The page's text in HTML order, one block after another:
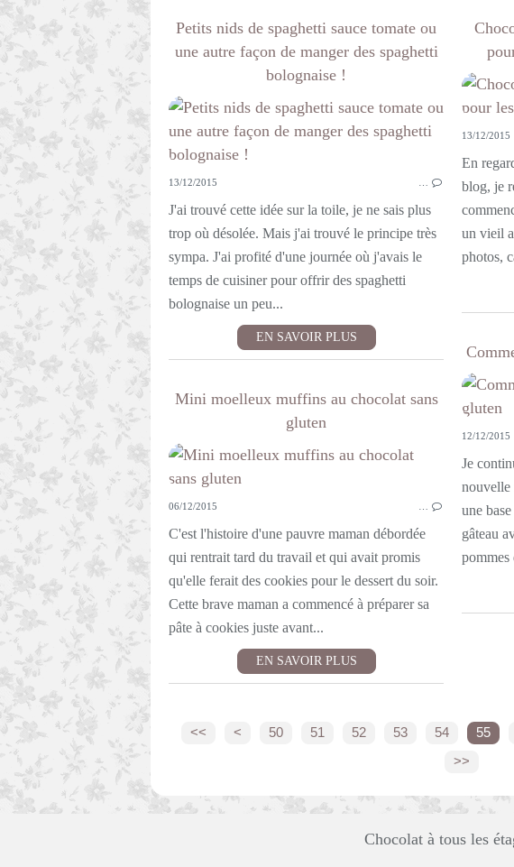
Petits nids de spaghetti sauce tomate ou
une autre façon de manger des spaghetti
bolognaise !
13/12/2015
J'ai trouvé cette idée sur la toile, je ne sais plus
trop où désolée. Mais j'ai trouvé le principe très
sympa. J'ai profité d'une journée où j'avais le
temps de cuisiner pour offrir des spaghetti
bolognaise un peu...
EN SAVOIR PLUS
13/12/2015
En
blog, je
un vieil
photos,
12/12/2015
Je
nouvelle
une
gâteau
pommes
Mini moelleux muffins au chocolat sans
gluten
06/12/2015
C'est l'histoire d'une pauvre maman débordée
qui rentrait tard du travail et qui avait promis
qu'elle ferait des cookies pour le dessert du soir.
Cette brave maman a commencé à préparer sa
pâte à cookies juste avant...
EN SAVOIR PLUS
<< < 10
20
30
40
50 51 52 53 54 55
>>
Chocolat à tous les